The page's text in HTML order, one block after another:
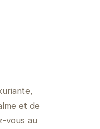
et de
vous au